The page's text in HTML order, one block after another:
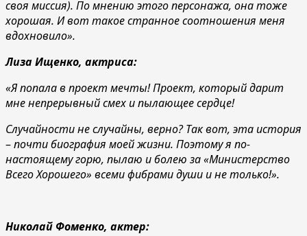
своя миссия). По мнению этого персонажа, она тоже
хорошая. И вот такое странное соотношения меня
вдохновило».
Лиза Ищенко, актриса:
«Я попала в проект мечты! Проект, который дарит
мне непрерывный смех и пылающее сердце!
Случайности не случайны, верно? Так вот, эта история
–почти биография моей жизни. Поэтому я по-
настоящему горю, пылаю и болею за «Министерство
Всего Хорошего» всеми фибрами души и не только!».
Николай Фоменко, актер: